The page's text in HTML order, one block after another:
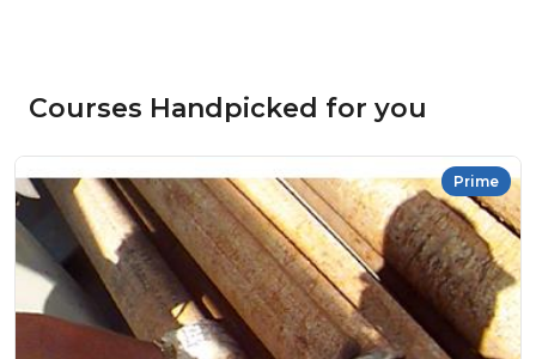
Courses Handpicked for you
Prime